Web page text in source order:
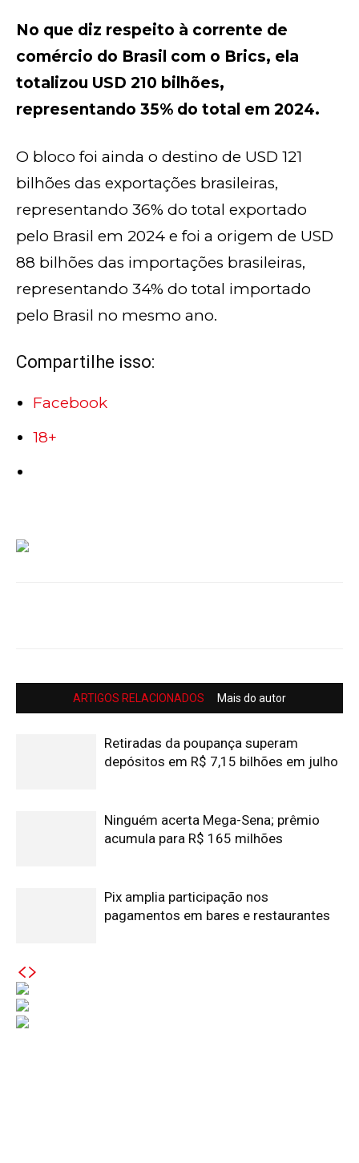
No que diz respeito à corrente de
comércio do Brasil com o Brics, ela
totalizou USD 210 bilhões,
representando 35% do total em 2024.
O bloco foi ainda o destino de USD 121
bilhões das exportações brasileiras,
representando 36% do total exportado
pelo Brasil em 2024 e foi a origem de USD
88 bilhões das importações brasileiras,
representando 34% do total importado
pelo Brasil no mesmo ano.
Compartilhe isso:
Facebook
18+
ARTIGOS RELACIONADOS Mais do autor
Retiradas da poupança superam
depósitos em R$ 7,15 bilhões em julho
Ninguém acerta Mega-Sena; prêmio
acumula para R$ 165 milhões
Pix amplia participação nos
pagamentos em bares e restaurantes